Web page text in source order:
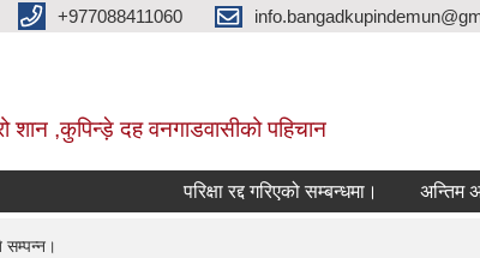
+977088411060
,कुपिन्ड़े दह वनगाडवासीको पहिचान
परिक्षा रद्द गरिएको सम्बन्धमा। अन्तिम